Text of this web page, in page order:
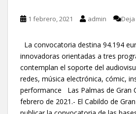
1 febrero, 2021 admin
La convocatoria destina 94.194
innovadoras orientadas a tres
contemplan el soporte del
redes, música electrónica, cómic,
performance Las Palmas de Gran
febrero de 2021.- El Cabildo de